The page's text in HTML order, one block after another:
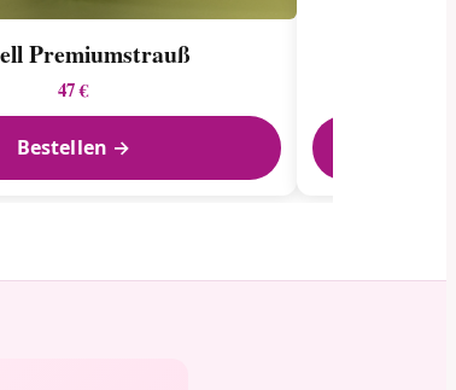
Premiumstrauß
47 €
Bestellen →